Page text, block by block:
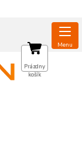
NÁKUPNÝ
KOŠÍK
Prázdny
košík